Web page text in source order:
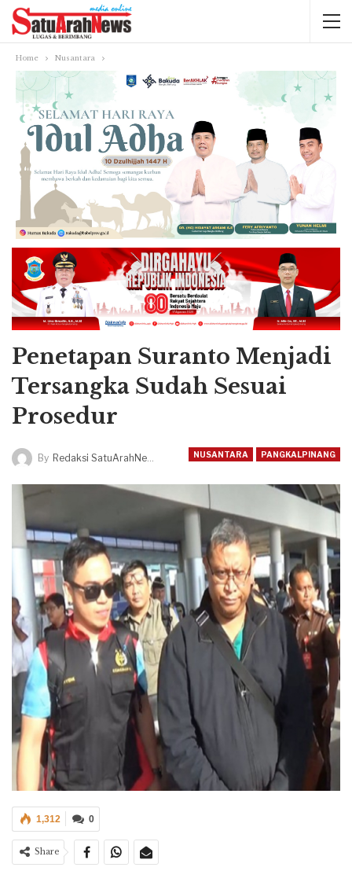
Home Nusantara
Penetapan Suranto Menjadi
Tersangka Sudah Sesuai
Prosedur
NUSANTARA PANGKALPINANG
By Redaksi SatuArahNews
0
1,312
Share